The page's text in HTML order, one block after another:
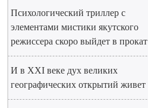
Психологический триллер с
элементами мистики якутского
режиссера скоро выйдет в прокат
И в XXI веке дух великих
географических открытий живет